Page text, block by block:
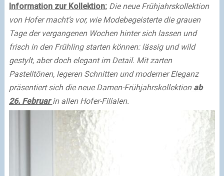
Information zur Kollektion: Die neue Frühjahrskollektion
von Hofer macht‘s vor, wie Modebegeisterte die grauen
Tage der vergangenen Wochen hinter sich lassen und
frisch in den Frühling starten können: lässig und wild
gestylt, aber doch elegant im Detail. Mit zarten
Pastelltönen, legeren Schnitten und moderner Eleganz
präsentiert sich die neue Damen-Frühjahrskollektionab
26. Februarin allen Hofer-Filialen.